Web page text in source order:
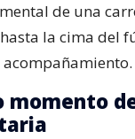
de una
la cima del
momento